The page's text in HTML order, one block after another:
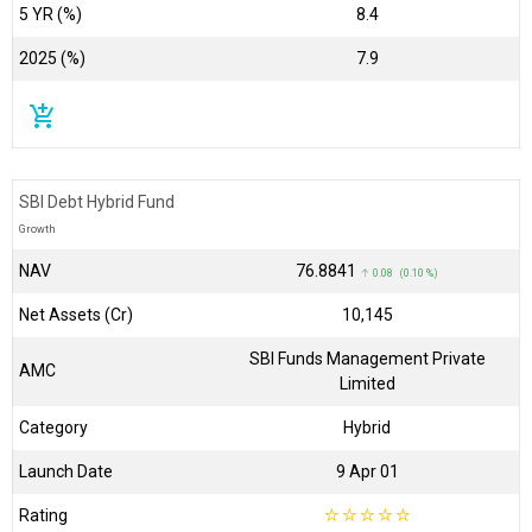
5 YR (%) 8.4
2025 (%) 7.9
add_shopping_cart
SBI Debt Hybrid Fund
Growth
NAV ₹76.8841 ↑ 0.08 (0.10 %)
Net Assets (Cr) ₹10,145
AMC
SBI Funds Management Private
Limited
Category Hybrid
Launch Date 9 Apr 01
Rating ☆☆☆☆☆